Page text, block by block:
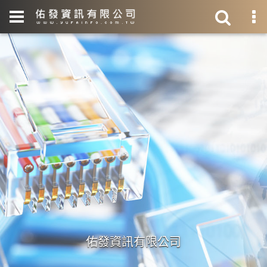
佑發資訊有限公司